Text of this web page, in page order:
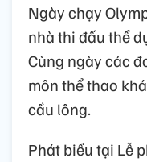
Ngày chạy
nhà thi đấu thể
Cùng ngày các
môn thể thao
cầu lông.
Phát biểu tại Lễ